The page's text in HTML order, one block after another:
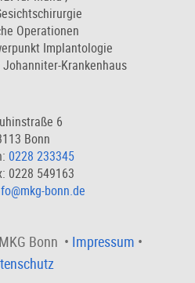
Operationen
Implantologie
Krankenhaus
6
Bonn
0228 233345
0228 549163
bonn.de
Bonn • Impressum •